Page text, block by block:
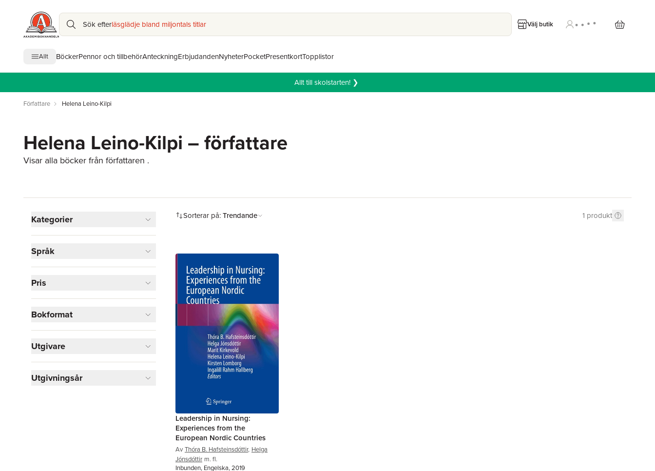
Sök efterläsglädje bland miljontals titlar Välj butik
Allt BöckerPennor och tillbehörAnteckningErbjudandenNyheterPocketPresentkortTopplistor
Allt till skolstarten! ❯
Författare Helena Leino-Kilpi
Helena Leino-Kilpi – författare
Visar alla böcker från författaren .
Kategorier
Medicin
Visa fler
Språk
Pris
Bokformat
Utgivare
Utgivningsår
Sorterar på:Trendande 1 produkt
Leadership in Nursing:
Experiences from the
European Nordic Countries
Av Thóra B. Hafsteinsdóttir, Helga
Jónsdóttir m. fl.
Inbunden, Engelska, 2019